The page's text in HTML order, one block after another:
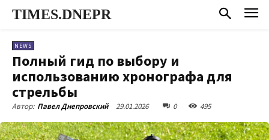
TIMES.DNEPR
NEWS
Полный гид по выбору и
использованию хронографа для
стрельбы
Автор: Павел Днепровский 29.01.2026 0 495